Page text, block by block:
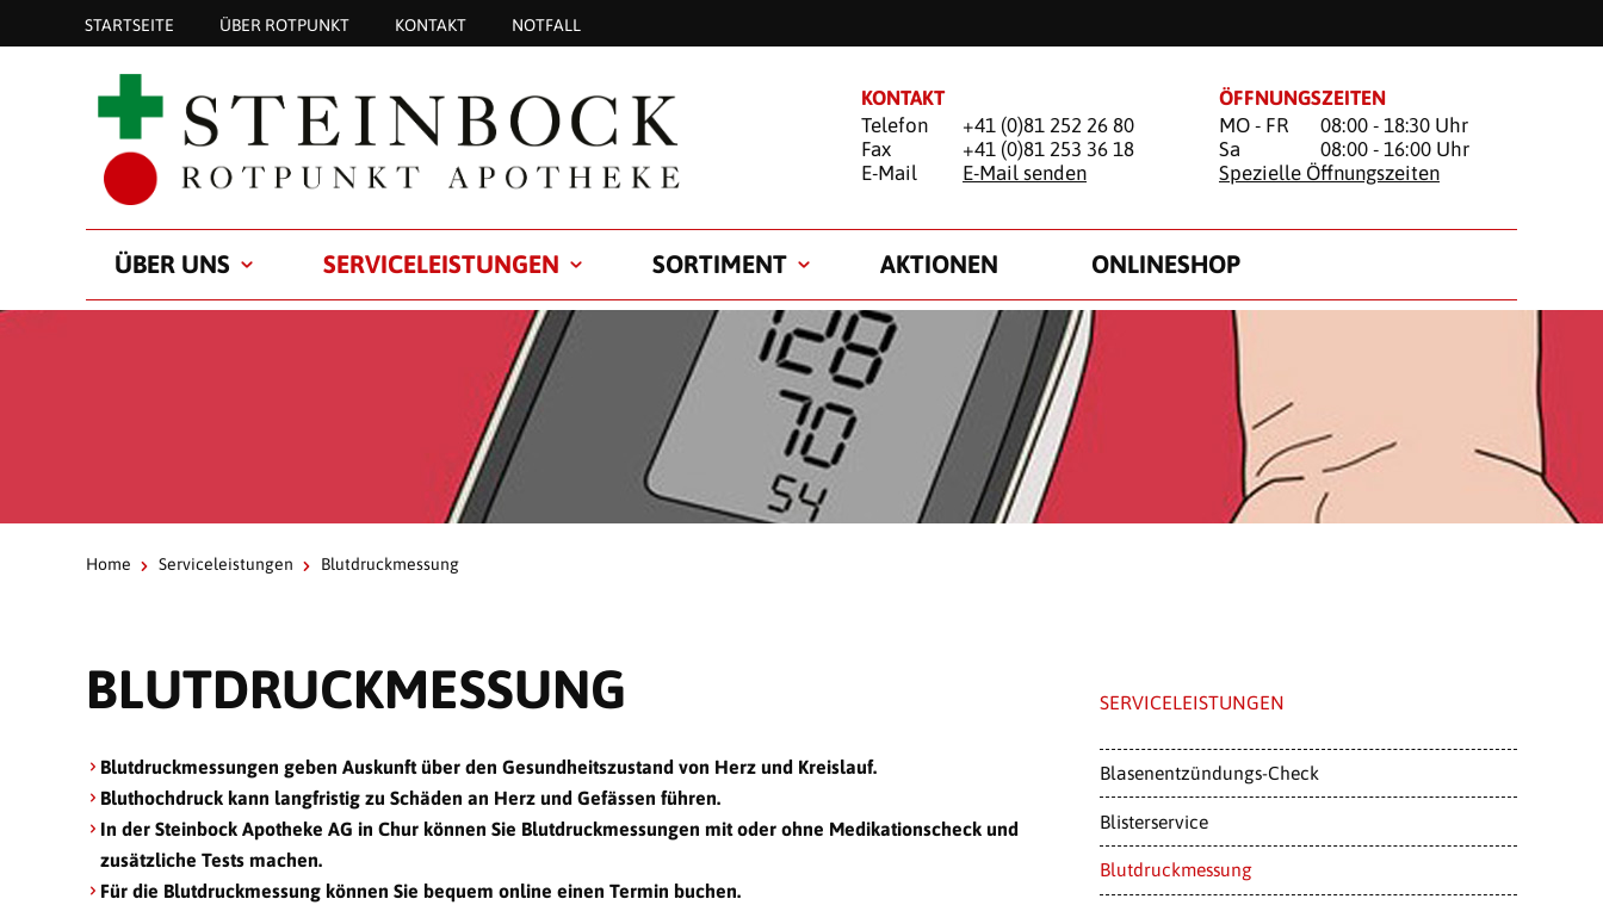
STARTSEITE ÜBER ROTPUNKT KONTAKT NOTFALL
KONTAKT
Telefon
+41 (0)81 252 26 80
Fax
+41 (0)81 253 36 18
E-Mail
E-Mail senden
ÖFFNUNGSZEITEN
MO - FR
08:00 - 18:30 Uhr
Sa
08:00 - 16:00 Uhr
Spezielle Öffnungszeiten
ÜBER UNS SERVICELEISTUNGEN SORTIMENT AKTIONEN ONLINESHOP
BLUTDRUCKMESSUNG
Home Serviceleistungen Blutdruckmessung
BLUTDRUCKMESSUNG
Blutdruckmessungen geben Auskunft über den Gesundheitszustand von Herz und Kreislauf.
Bluthochdruck kann langfristig zu Schäden an Herz und Gefässen führen.
In der Steinbock Apotheke AG in Chur können Sie Blutdruckmessungen mit oder ohne Medikationscheck und
zusätzliche Tests machen.
Für die Blutdruck­messung können Sie bequem online einen Termin buchen.
SERVICELEISTUNGEN
Blasenentzündungs-Check
Blisterservice
Blutdruckmessung